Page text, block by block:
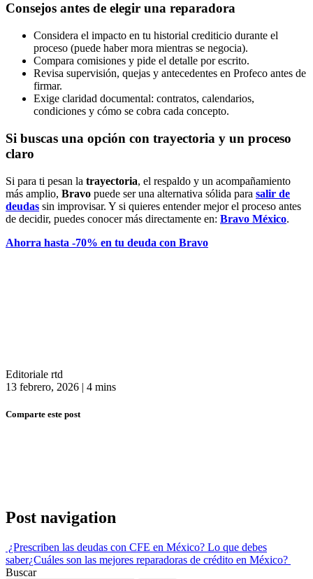
Consejos antes de elegir una reparadora
Considera el impacto en tu historial crediticio durante el
proceso (puede haber mora mientras se negocia).
Compara comisiones y pide el detalle por escrito.
Revisa supervisión, quejas y antecedentes en Profeco antes de
firmar.
Exige claridad documental: contratos, calendarios,
condiciones y cómo se cobra cada concepto.
Si buscas una opción con trayectoria y un proceso
claro
Si para ti pesan la trayectoria, el respaldo y un acompañamiento
más amplio, Bravo puede ser una alternativa sólida para salir de
deudas sin improvisar. Y si quieres entender mejor el proceso antes
de decidir, puedes conocer más directamente en: Bravo México.
Ahorra hasta -70% en tu deuda con Bravo
Editoriale rtd
13 febrero, 2026 | 4 mins
Comparte este post
Post navigation
¿Prescriben las deudas con CFE en México? Lo que debes
saber¿Cuáles son las mejores reparadoras de crédito en México?
Buscar